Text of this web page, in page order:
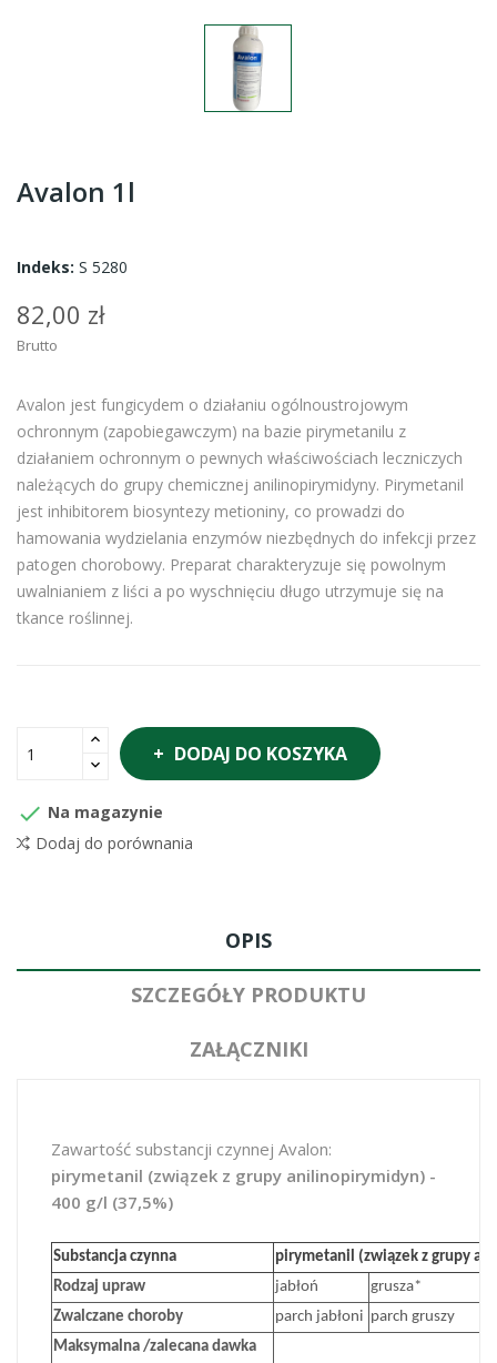
Avalon 1l
Indeks: S 5280
82,00 zł
Brutto
Avalon jest fungicydem o działaniu ogólnoustrojowym
ochronnym (zapobiegawczym) na bazie pirymetanilu z
działaniem ochronnym o pewnych właściwościach leczniczych
należących do grupy chemicznej anilinopirymidyny. Pirymetanil
jest inhibitorem biosyntezy metioniny, co prowadzi do
hamowania wydzielania enzymów niezbędnych do infekcji przez
patogen chorobowy. Preparat charakteryzuje się powolnym
uwalnianiem z liści a po wyschnięciu długo utrzymuje się na
tkance roślinnej.
DODAJ DO KOSZYKA
 Na magazynie
Dodaj do porównania
OPIS
SZCZEGÓŁY PRODUKTU
ZAŁĄCZNIKI
Zawartość substancji czynnej Avalon:
pirymetanil (związek z grupy anilinopirymidyn) -
400 g/l (37,5%)
Substancja czynna
pirymetanil (związek z grupy
Rodzaj upraw
jabłoń
grusza*
Zwalczane choroby
parch jabłoni parch gruszy
Maksymalna /zalecana dawka